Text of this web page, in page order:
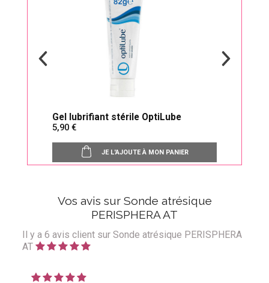
Gel lubrifiant stérile OptiLube
5,90
JE L'AJOUTE À MON PANIER
Vos avis sur Sonde atrésique
PERISPHERA AT
Il y a6 avis client sur Sonde atrésique PERISPHERA
AT